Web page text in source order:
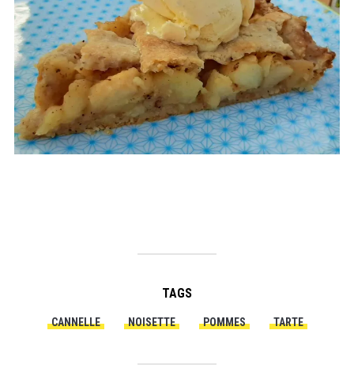
TAGS
CANNELLE NOISETTE POMMES TARTE